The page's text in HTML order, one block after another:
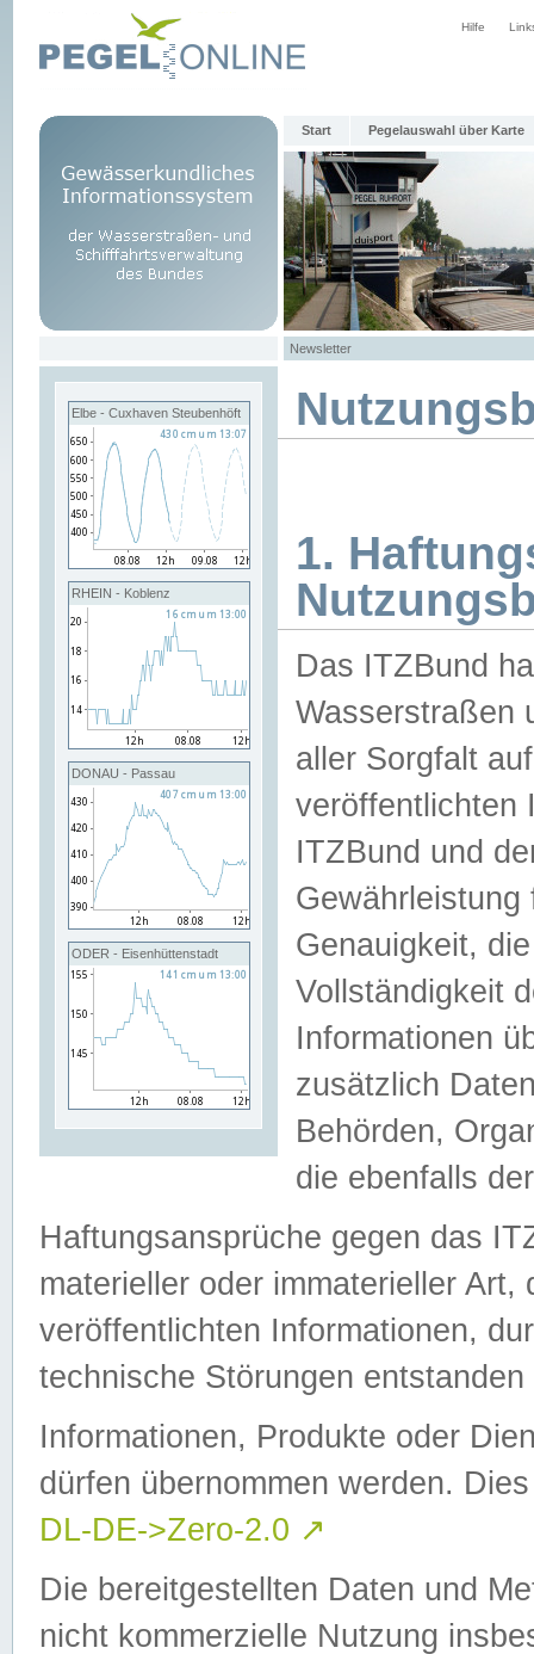
Hilfe
Start Pegelauswahl über Karte
Newsletter
Elbe - Cuxhaven Steubenhöft
RHEIN - Koblenz
DONAU - Passau
ODER - Eisenhüttenstadt
1.
Das ITZBund
Wasserstraßen
aller Sorgfalt
veröffentlichten
ITZBund und
Genauigkeit,
Vollständigkeit
Informationen
zusätzlich
Behörden,
die ebenfalls
Haftungsansprüche gegen das
materieller oder immaterieller
veröffentlichten Informationen,
technische Störungen
Informationen, Produkte oder
dürfen übernommen werden.
DL-DE->Zero-2.0 ↗
Die bereitgestellten Daten und
nicht kommerzielle Nutzung